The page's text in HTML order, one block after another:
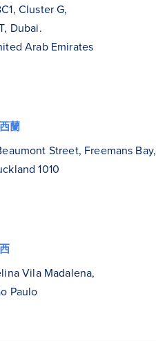
Cluster G,
Dubai.
Arab Emirates
蘭
Street, Freemans Bay,
1010
Vila Madalena,
Paulo